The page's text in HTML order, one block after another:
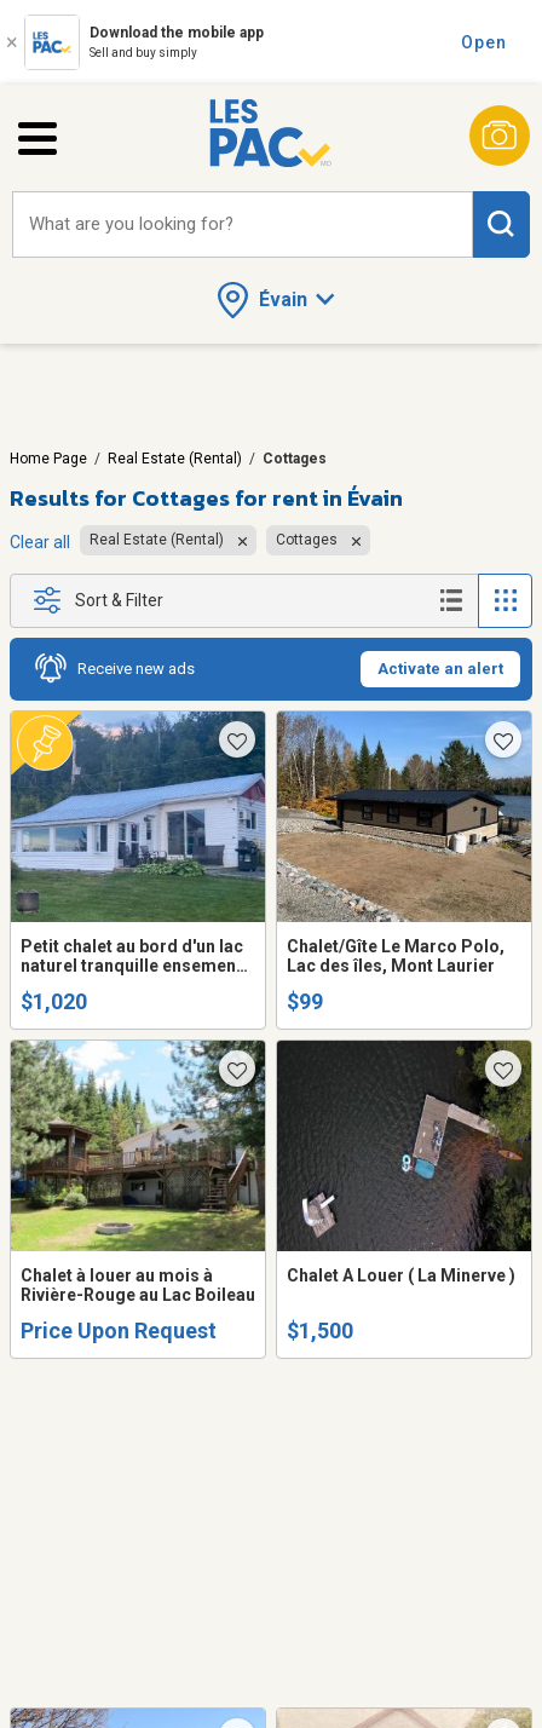
Download the mobile app
Sell and buy simply
Open
Évain
What are you looking for?
Home Page / Real Estate (Rental) / Cottages
Results for Cottages for rent in Évain
Clear all Real Estate (Rental) Cottages
Sort & Filter
Receive new ads Activate an alert
Petit chalet au bord d'un lac
naturel tranquille ensemencé
$1,020
Chalet/Gîte Le Marco Polo,
Lac des îles, Mont Laurier
$99
Chalet à louer au mois à
Rivière-Rouge au Lac Boileau
Price Upon Request
Chalet A Louer ( La Minerve )
$1,500